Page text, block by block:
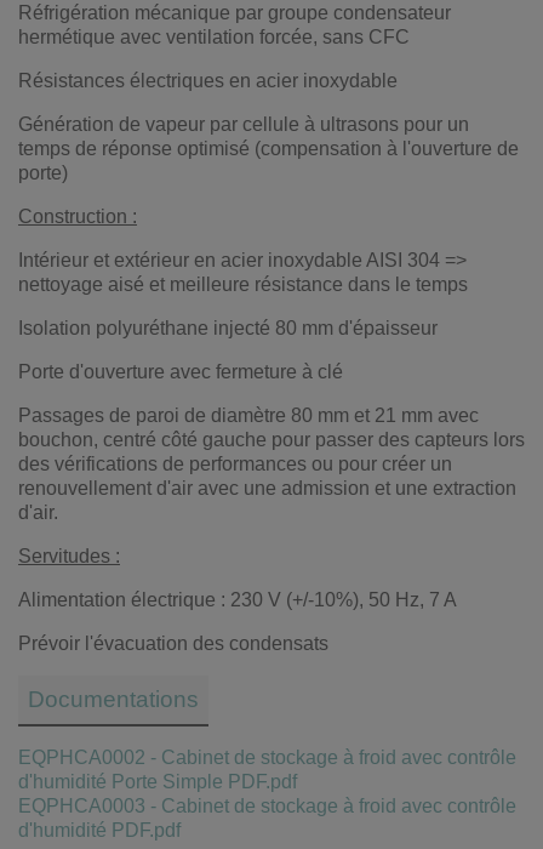
Réfrigération mécanique par groupe condensateur
hermétique avec ventilation forcée, sans CFC
Résistances électriques en acier inoxydable
Génération de vapeur par cellule à ultrasons pour un
temps de réponse optimisé (compensation à l'ouverture de
porte)
Construction :
Intérieur et extérieur en acier inoxydable AISI 304 =>
nettoyage aisé et meilleure résistance dans le temps
Isolation polyuréthane injecté 80 mm d'épaisseur
Porte d'ouverture avec fermeture à clé
Passages de paroi de diamètre 80 mm et 21 mm avec
bouchon, centré côté gauche pour passer des capteurs lors
des vérifications de performances ou pour créer un
renouvellement d'air avec une admission et une extraction
d'air.
Servitudes :
Alimentation électrique : 230 V (+/-10%), 50 Hz, 7 A
Prévoir l'évacuation des condensats
Documentations
EQPHCA0002 - Cabinet de stockage à froid avec contrôle
d'humidité Porte Simple PDF.pdf
EQPHCA0003 - Cabinet de stockage à froid avec contrôle
d'humidité PDF.pdf